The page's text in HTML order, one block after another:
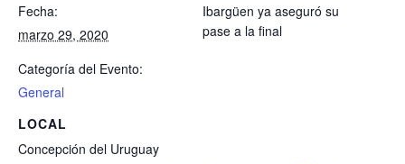
Fecha:
marzo 29, 2020
Categoría del Evento:
General
LOCAL
Concepción del Uruguay
Ibargüen ya aseguró su
pase a la final